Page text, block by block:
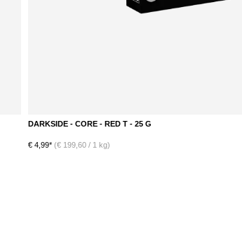
DARKSIDE - CORE - RED T - 25 G
€ 4,99* (€ 199,60 / 1 kg)